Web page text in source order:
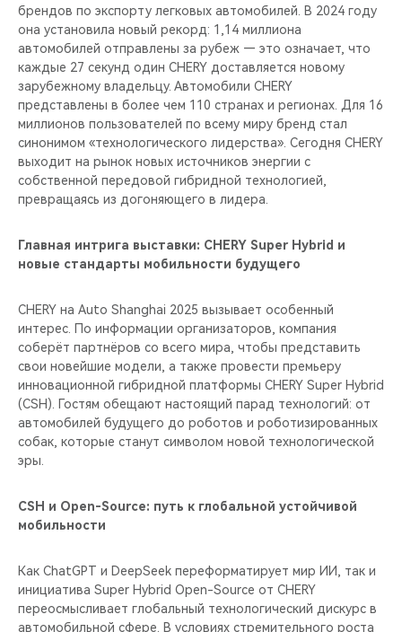
брендов по экспорту легковых автомобилей. В 2024 году
она установила новый рекорд: 1,14 миллиона
автомобилей отправлены за рубеж — это означает, что
каждые 27 секунд один CHERY доставляется новому
зарубежному владельцу. Автомобили CHERY
представлены в более чем 110 странах и регионах. Для 16
миллионов пользователей по всему миру бренд стал
синонимом «технологического лидерства». Сегодня CHERY
выходит на рынок новых источников энергии с
собственной передовой гибридной технологией,
превращаясь из догоняющего в лидера.
Главная интрига выставки: CHERY Super Hybrid и
новые стандарты мобильности будущего
CHERY на Auto Shanghai 2025 вызывает особенный
интерес. По информации организаторов, компания
соберёт партнёров со всего мира, чтобы представить
свои новейшие модели, а также провести премьеру
инновационной гибридной платформы CHERY Super Hybrid
(CSH). Гостям обещают настоящий парад технологий: от
автомобилей будущего до роботов и роботизированных
собак, которые станут символом новой технологической
эры.
CSH и Open-Source: путь к глобальной устойчивой
мобильности
Как ChatGPT и DeepSeek переформатирует мир ИИ, так и
инициатива Super Hybrid Open-Source от CHERY
переосмысливает глобальный технологический дискурс в
автомобильной сфере. В условиях стремительного роста